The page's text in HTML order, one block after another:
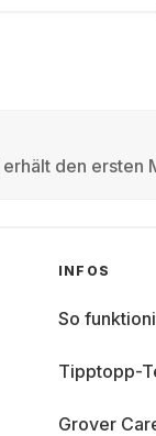
den ersten
INFOS
So
Tipptopp-
Grover